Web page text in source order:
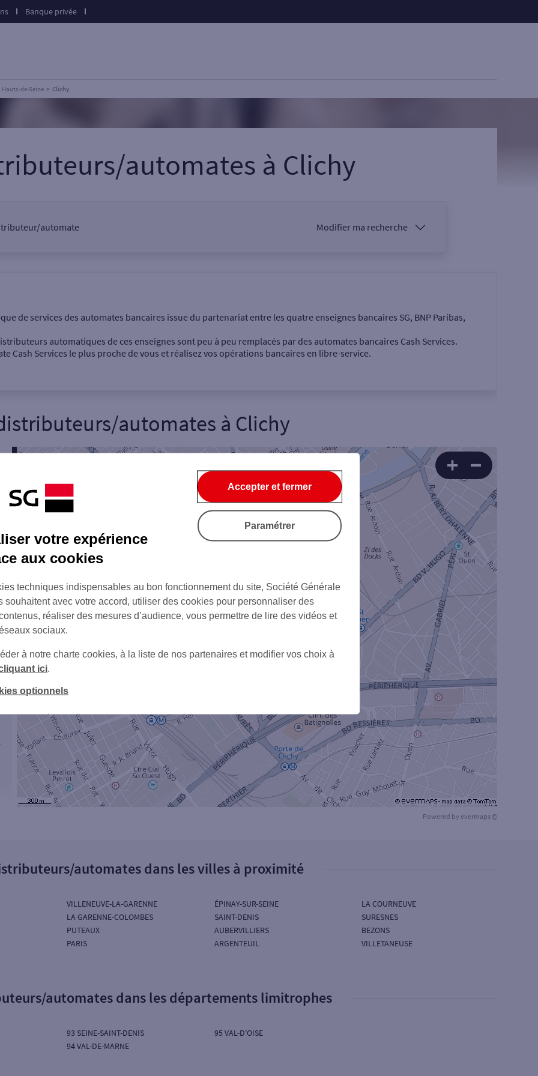
Banque privée
Hauts-de-Seine Clichy
automates à Clichy
automate Modifier ma recherche
Dépôt de billets €
Ville / Code postal Rechercher
de services des automates bancaires issue du partenariat entre les quatre enseignes bancaires SG, BNP Paribas,
automatiques de ces enseignes sont peu à peu remplacés par des automates bancaires Cash Services.
Cash Services le plus proche de vous et réalisez vos opérations bancaires en libre-service.
automates à Clichy
+
6
+
4
Powered by evermaps ©
automates dans les villes à proximité
VILLENEUVE-LA-GARENNE
LA GARENNE-COLOMBES
PUTEAUX
PARIS
ÉPINAY-SUR-SEINE
SAINT-DENIS
AUBERVILLIERS
ARGENTEUIL
LA COURNEUVE
SURESNES
BEZONS
VILLETANEUSE
automates dans les départements limitrophes
93 SEINE-SAINT-DENIS
94 VAL-DE-MARNE
95 VAL-D'OISE
votre expérience
aux cookies
techniques indispensables au bon fonctionnement du site, Société Générale
souhaitent avec votre accord, utiliser des cookies pour personnaliser des
réaliser des mesures d’audience, vous permettre de lire des vidéos et
sociaux.
à notre charte cookies, à la liste de nos partenaires et modifier vos choix à
ici
optionnels
Accepter et fermer
Paramétrer